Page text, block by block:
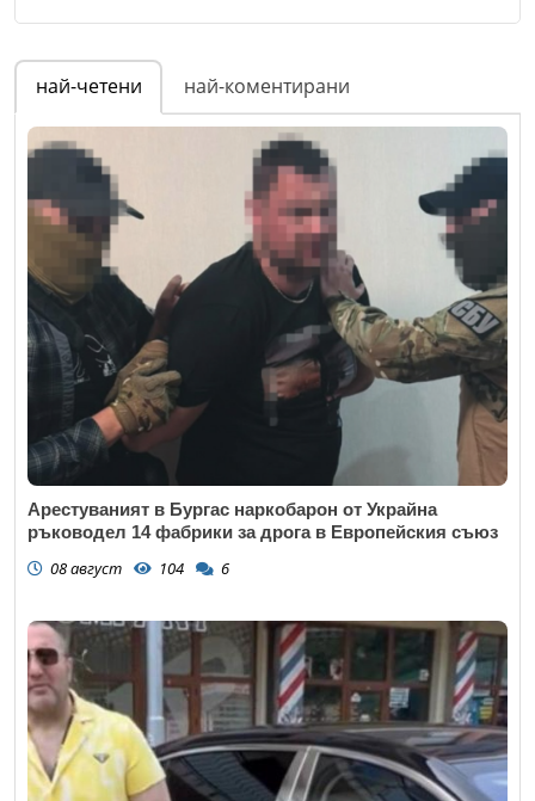
Име*
Коментар *
най-четени най-коментирани
Арестуваният в Бургас наркобарон от Украйна
ръководел 14 фабрики за дрога в Европейския съюз
08 август 104 6